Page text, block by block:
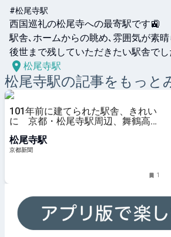
#松尾寺駅
西国巡礼の松尾寺への最寄駅です🚉
駅舎､ホームからの眺め､雰囲気が素
後世まで残していただきたい駅舎でし
松尾寺駅
松尾寺駅の記事をもっと
101年前に建てられた駅舎、きれい
に 京都・松尾寺駅周辺、舞鶴高専
京都新聞
松尾寺駅
京都新聞
1